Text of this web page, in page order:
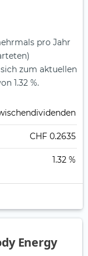
pro Jahr
zum aktuellen
1.32 %.
CHF 0.2635
1.32 %
Energy